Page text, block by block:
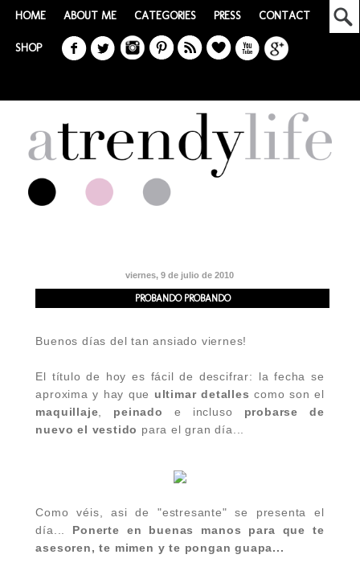
HOME ABOUT ME CATEGORIES PRESS CONTACT
SHOP
viernes, 9 de julio de 2010
PROBANDO PROBANDO
Buenos días del tan ansiado viernes!
El título de hoy es fácil de descifrar: la fecha se
aproxima y hay que ultimar detalles como son el
maquillaje, peinado e incluso probarse de
nuevo el vestido para el gran día...
Como véis, asi de "estresante" se presenta el
día... Ponerte en buenas manos para que te
asesoren, te mimen y te pongan guapa...